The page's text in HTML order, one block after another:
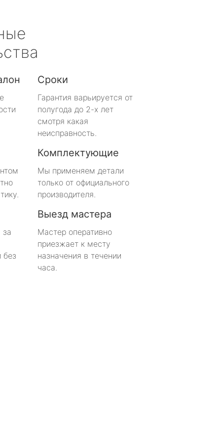
Сроки
Гарантия варьируется от
полугода до 2-х лет
смотря какая
неисправность.
Комплектующие
Мы применяем детали
только от официального
производителя.
за
без
Выезд мастера
Мастер оперативно
приезжает к месту
назначения в течении
часа.